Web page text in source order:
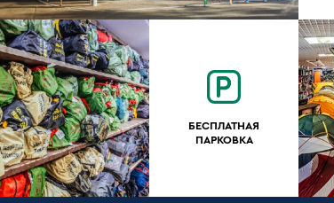
БЕСПЛАТНАЯ
ПАРКОВКА